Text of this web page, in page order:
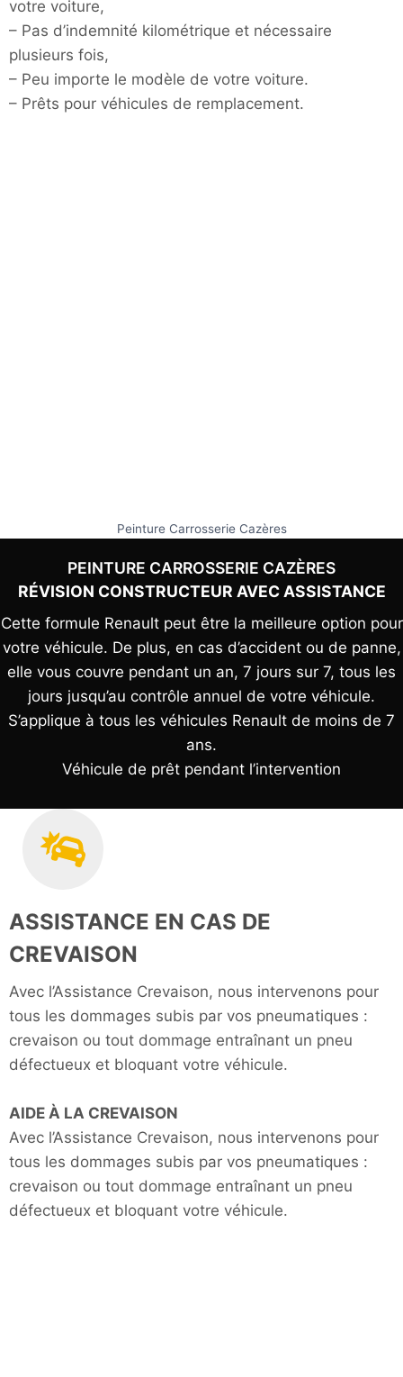
votre voiture,
– Pas d’indemnité kilométrique et nécessaire
plusieurs fois,
– Peu importe le modèle de votre voiture.
– Prêts pour véhicules de remplacement.
Peinture Carrosserie Cazères
PEINTURE CARROSSERIE CAZÈRES
RÉVISION CONSTRUCTEUR AVEC ASSISTANCE
Cette formule Renault peut être la meilleure option pour
votre véhicule. De plus, en cas d’accident ou de panne,
elle vous couvre pendant un an, 7 jours sur 7, tous les
jours jusqu’au contrôle annuel de votre véhicule.
S’applique à tous les véhicules Renault de moins de 7
ans.
Véhicule de prêt pendant l’intervention
ASSISTANCE EN CAS DE
CREVAISON
Avec l’Assistance Crevaison, nous intervenons pour
tous les dommages subis par vos pneumatiques :
crevaison ou tout dommage entraînant un pneu
défectueux et bloquant votre véhicule.
AIDE À LA CREVAISON
Avec l’Assistance Crevaison, nous intervenons pour
tous les dommages subis par vos pneumatiques :
crevaison ou tout dommage entraînant un pneu
défectueux et bloquant votre véhicule.